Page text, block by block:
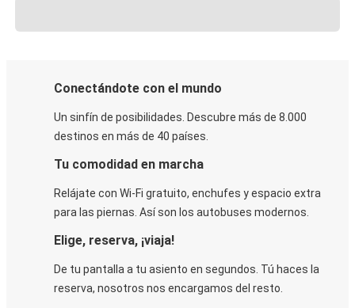
Conectándote con el mundo
Un sinfín de posibilidades. Descubre más de 8.000
destinos en más de 40 países.
Tu comodidad en marcha
Relájate con Wi-Fi gratuito, enchufes y espacio extra
para las piernas. Así son los autobuses modernos.
Elige, reserva, ¡viaja!
De tu pantalla a tu asiento en segundos. Tú haces la
reserva, nosotros nos encargamos del resto.